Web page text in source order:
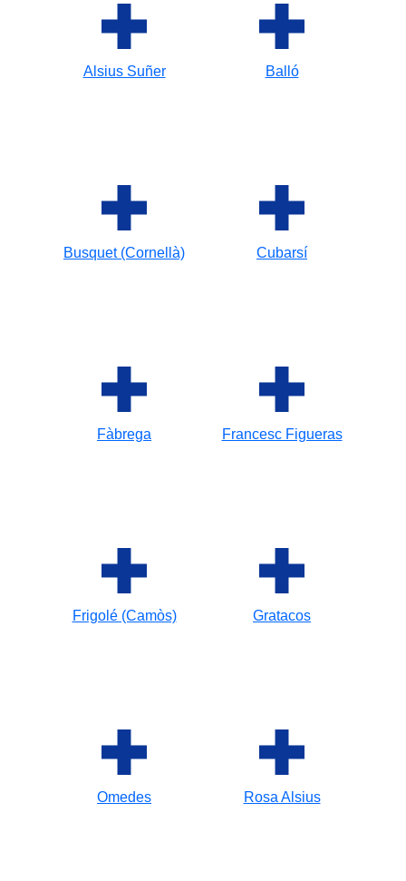
Alsius Suñer Balló
Busquet (Cornellà) Cubarsí
Fàbrega Francesc Figueras
Frigolé (Camòs) Gratacos
Omedes Rosa Alsius